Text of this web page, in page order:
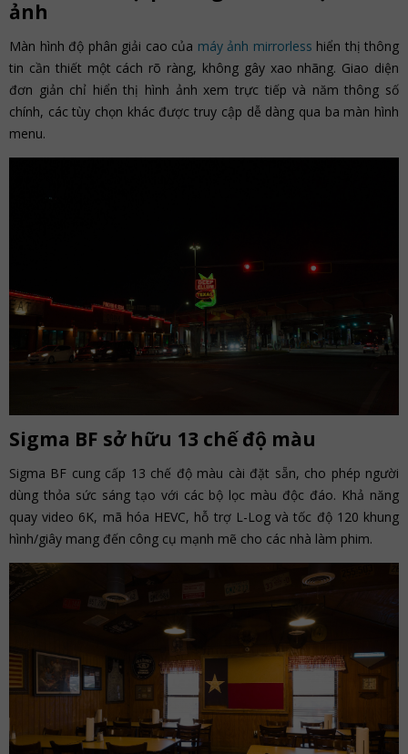
ảnh
Màn hình độ phân giải cao của máy ảnh mirrorless hiển thị thông
tin cần thiết một cách rõ ràng, không gây xao nhãng. Giao diện
đơn giản chỉ hiển thị hình ảnh xem trực tiếp và năm thông số
chính, các tùy chọn khác được truy cập dễ dàng qua ba màn hình
menu.
Sigma BF sở hữu 13 chế độ màu
Sigma BF cung cấp 13 chế độ màu cài đặt sẵn, cho phép người
dùng thỏa sức sáng tạo với các bộ lọc màu độc đáo. Khả năng
quay video 6K, mã hóa HEVC, hỗ trợ L-Log và tốc độ 120 khung
hình/giây mang đến công cụ mạnh mẽ cho các nhà làm phim.